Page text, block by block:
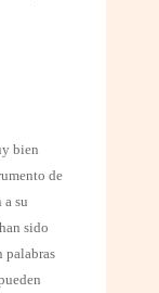
bien
de
a su
sido
palabras